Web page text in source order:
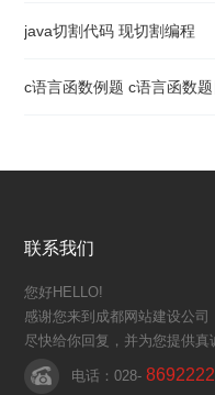
java切割代码 现切割编程
c语言函数例题 c语言函数题
联系我们
您好HELLO!
感谢您来到成都网站建设公
尽快给你回复，并为您提供真
电话：028-